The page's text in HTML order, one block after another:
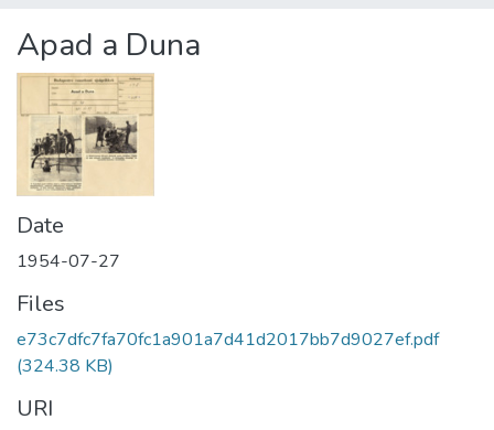
Statistics
About us
Apad a Duna
Date
1954-07-27
Files
e73c7dfc7fa70fc1a901a7d41d2017bb7d9027ef.pdf
(324.38 KB)
URI